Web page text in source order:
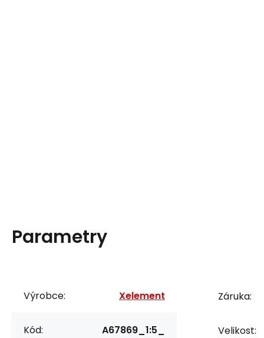
Parametry
Výrobce: Xelement
Kód: A67869_1:5_
Záruka:
Velikost: